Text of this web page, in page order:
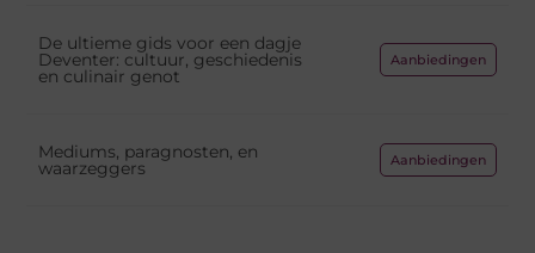
De ultieme gids voor een dagje
Deventer: cultuur, geschiedenis
en culinair genot
Aanbiedingen
Mediums, paragnosten, en
waarzeggers Aanbiedingen